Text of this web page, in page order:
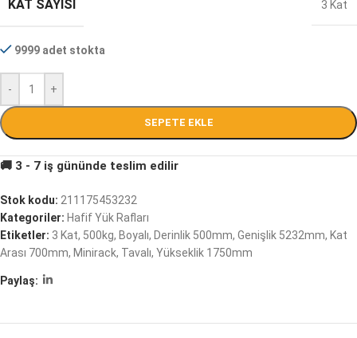
KAT SAYISI 3 Kat
9999 adet stokta
- +
SEPETE EKLE
Stok kodu: 211175453232
Kategoriler: Hafif Yük Rafları
Etiketler: 3 Kat, 500kg, Boyalı, Derinlik 500mm, Genişlik 5232mm, Kat
Arası 700mm, Minirack, Tavalı, Yükseklik 1750mm
Paylaş: